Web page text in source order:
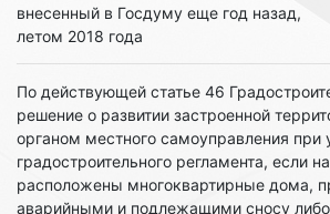
внесенный в Госдуму еще год назад,
летом 2018 года
По действующей статье 46
решение о развитии застроенной
органом местного самоуправления при
градостроительного регламента, если
расположены многоквартирные дома,
аварийными и подлежащими сносу